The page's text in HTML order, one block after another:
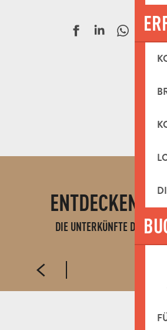
Aire de Camping - car Ste Madeleine
Camping du Garlaban
ENTDECKEN
DIE UNTERKÜNFTE DES